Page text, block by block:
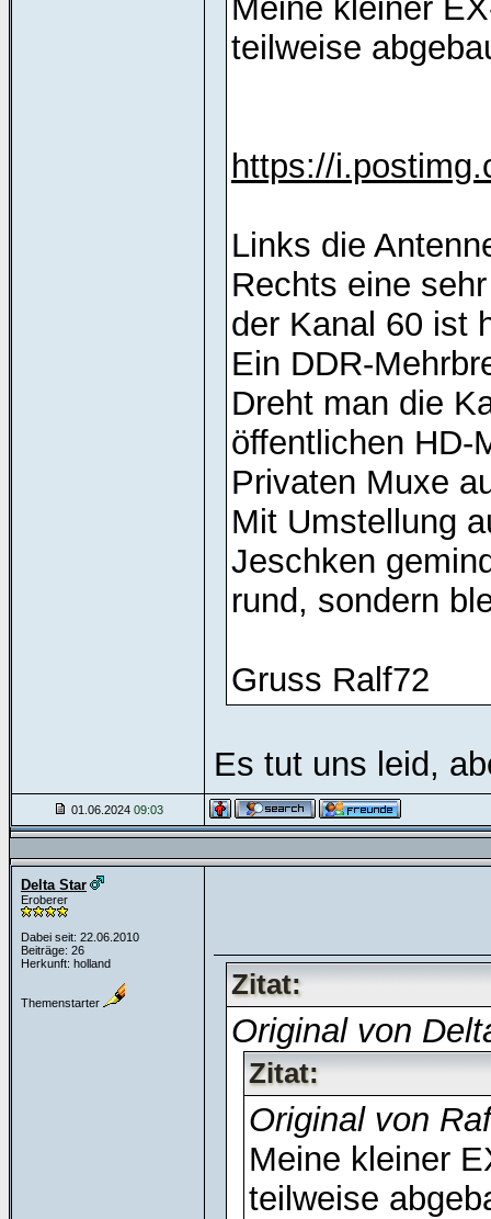
Meine kleiner
teilweise
https://
Links die
Rechts eine
der Kanal 60 ist
Ein DDR-
Dreht man die
öffentlichen HD-
Privaten Muxe
Mit Umstellung
Jeschken
rund, sondern
Gruss Ralf72
Es tut uns leid,
01.06.2024 09:03
Delta Star
Eroberer
Dabei seit: 22.06.2010
Beiträge: 26
Herkunft: holland
Themenstarter
Zitat:
Original von
Zitat:
Original von
Meine kleiner
teilweise